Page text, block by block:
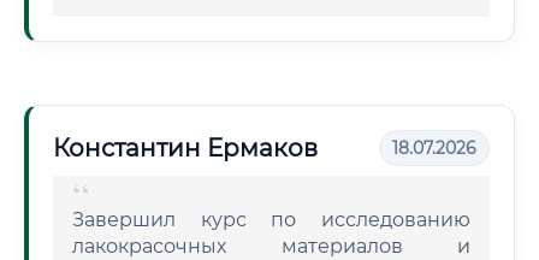
Константин Ермаков 18.07.2026
Завершил курс по исследованию
лакокрасочных материалов и